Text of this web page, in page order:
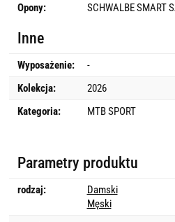
Opony:
SCHWALBE SMART
Inne
Wyposażenie:
-
Kolekcja:
2026
Kategoria:
MTB SPORT
Parametry produktu
rodzaj:
Damski
Męski